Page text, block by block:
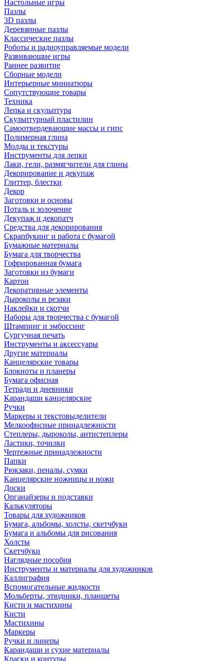
Настольные игры
Пазлы
3D пазлы
Деревянные пазлы
Классические пазлы
Роботы и радиоуправляемые модели
Развивающие игры
Раннее развитие
Сборные модели
Интерьерные миниатюры
Сопутствующие товары
Техника
Лепка и скульптура
Скульптурный пластилин
Самоотвердевающие массы и гипс
Полимерная глина
Молды и текстуры
Инструменты для лепки
Лаки, гели, размягчители для глины
Декорирование и декупаж
Глиттер, блестки
Декор
Заготовки и основы
Поталь и золочение
Декупаж и декопатч
Средства для декорирования
Скрапбукинг и работа с бумагой
Бумажные материалы
Бумага для творчества
Гофрированная бумага
Заготовки из бумаги
Картон
Декоративные элементы
Дыроколы и резаки
Наклейки и скотчи
Наборы для творчества с бумагой
Штампинг и эмбоссинг
Сургучная печать
Инструменты и аксессуары
Другие материалы
Канцелярские товары
Блокноты и планеры
Бумага офисная
Тетради и дневники
Карандаши канцелярские
Ручки
Маркеры и текстовыделители
Мелкоофисные принадлежности
Степлеры, дыроколы, антистеплеры
Ластики, точилки
Чертежные принадлежности
Папки
Рюкзаки, пеналы, сумки
Канцелярские ножницы и ножи
Доски
Органайзеры и подставки
Калькуляторы
Товары для художников
Бумага, альбомы, холсты, скетчбуки
Бумага и альбомы для рисования
Холсты
Скетчбуки
Наглядные пособия
Инструменты и материалы для художников
Каллиграфия
Вспомогательные жидкости
Мольберты, этюдники, планшеты
Кисти и мастихины
Кисти
Мастихины
Маркеры
Ручки и линеры
Карандаши и сухие материалы
Краски и контуры